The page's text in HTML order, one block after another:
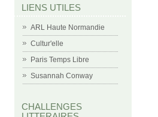
LIENS UTILES
ARL Haute Normandie
Cultur'elle
Paris Temps Libre
Susannah Conway
CHALLENGES